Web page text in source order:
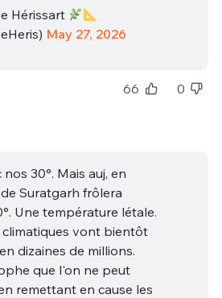
Hérissart
May 27, 2026
66 0
30°. Mais auj, en
Suratgarh frôlera
Une température létale.
climatiques vont bientôt
dizaines de millions.
que l'on ne peut
remettant en cause les